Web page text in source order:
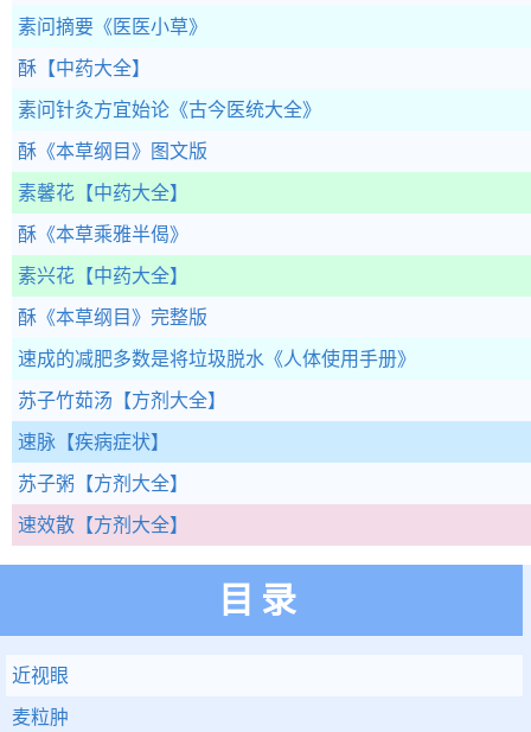
素问摘要 《医医小草》
酥 【中药大全】
素问针灸方宜始论 《古今医统大全》
酥 《本草纲目》图文版
素馨花 【中药大全】
酥 《本草乘雅半偈》
素兴花 【中药大全】
酥 《本草纲目》完整版
速成的减肥多数是将垃圾脱水 《人体使用手册》
苏子竹茹汤 【方剂大全】
速脉 【疾病症状】
苏子粥 【方剂大全】
速效散 【方剂大全】
目录
近视眼
麦粒肿